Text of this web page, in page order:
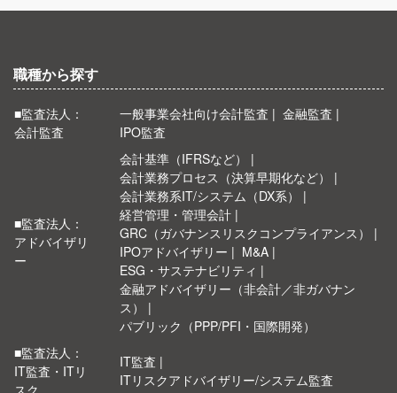
職種から探す
■監査法人：
会計監査
一般事業会社向け会計監査
金融監査
IPO監査
■監査法人：
アドバイザリ
ー
会計基準（IFRSなど）
会計業務プロセス（決算早期化など）
会計業務系IT/システム（DX系）
経営管理・管理会計
GRC（ガバナンスリスクコンプライアンス）
IPOアドバイザリー
M&A
ESG・サステナビリティ
金融アドバイザリー（非会計／非ガバナン
ス）
パブリック（PPP/PFI・国際開発）
■監査法人：
IT監査・ITリ
スク
IT監査
ITリスクアドバイザリー/システム監査